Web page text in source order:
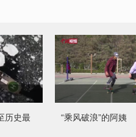
历史最
“乘风破浪”的阿姨